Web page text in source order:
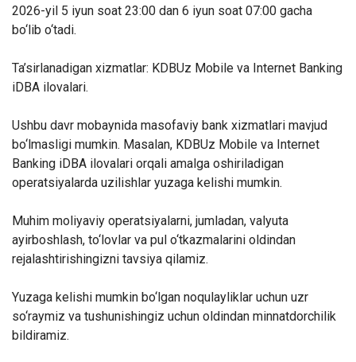
2026-yil 5 iyun soat 23:00 dan 6 iyun soat 07:00 gacha
bo‘lib o‘tadi.
Ta’sirlanadigan xizmatlar: KDBUz Mobile va Internet Banking
iDBA ilovalari.
Ushbu davr mobaynida masofaviy bank xizmatlari mavjud
bo‘lmasligi mumkin. Masalan, KDBUz Mobile va Internet
Banking iDBA ilovalari orqali amalga oshiriladigan
operatsiyalarda uzilishlar yuzaga kelishi mumkin.
Muhim moliyaviy operatsiyalarni, jumladan, valyuta
ayirboshlash, to‘lovlar va pul o‘tkazmalarini oldindan
rejalashtirishingizni tavsiya qilamiz.
Yuzaga kelishi mumkin bo‘lgan noqulayliklar uchun uzr
so‘raymiz va tushunishingiz uchun oldindan minnatdorchilik
bildiramiz.